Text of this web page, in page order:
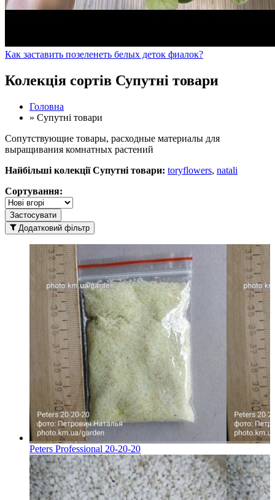
Как заставить позеленеть белых деток фиалок?
Колекція сортів Супутні товари
Головна
» Супутні товари
Сопутствующие товары, расходные материалы для
выращивания комнатных растений
Найбільші колекції Супутні товари: toryflowers, natali
Сортування:
Застосувати
Додатковий фільтр
Peters Professional 20-20-20